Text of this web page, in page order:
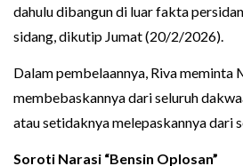
dahulu dibangun di luar fakta
sidang, dikutip Jumat (20/2/2026).
Dalam pembelaannya, Riva meminta
membebaskannya dari seluruh
atau setidaknya melepaskannya dari
Soroti Narasi “Bensin Oplosan”